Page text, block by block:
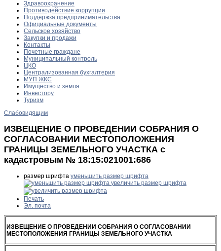
Здравоохранение
Противодействие коррупции
Поддержка предпринимательства
Официальные документы
Сельское хозяйство
Закупки и продажи
Контакты
Почетные граждане
Муниципальный контроль
ЦКО
Централизованная бухгалтерия
МУП ЖКС
Имущество и земля
Инвестору
Туризм
Слабовидящим
ИЗВЕЩЕНИЕ О ПРОВЕДЕНИИ СОБРАНИЯ О
СОГЛАСОВАНИИ МЕСТОПОЛОЖЕНИЯ
ГРАНИЦЫ ЗЕМЕЛЬНОГО УЧАСТКА с
кадастровым № 18:15:021001:686
размер шрифта уменьшить размер шрифта
увеличить размер шрифта
Печать
Эл. почта
ИЗВЕЩЕНИЕ О ПРОВЕДЕНИИ СОБРАНИЯ О СОГЛАСОВАНИИ
МЕСТОПОЛОЖЕНИЯ ГРАНИЦЫ ЗЕМЕЛЬНОГО УЧАСТКА